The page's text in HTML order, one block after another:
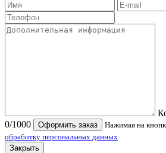
0/1000 Оформить заказ
Нажимая на
обработку персональных данных
Закрыть